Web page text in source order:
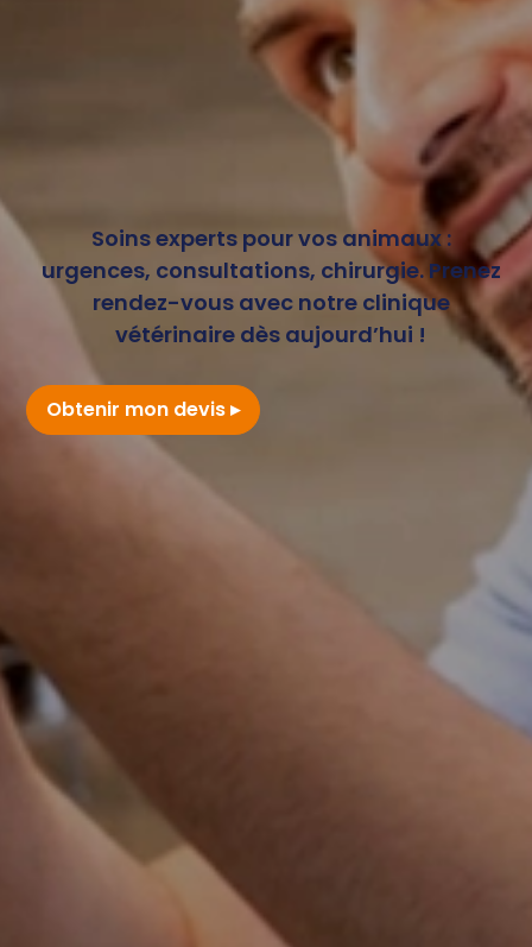
Soins experts pour vos animaux :
urgences, consultations, chirurgie. Prenez
rendez-vous avec notre clinique
vétérinaire dès aujourd’hui !
Obtenir mon devis